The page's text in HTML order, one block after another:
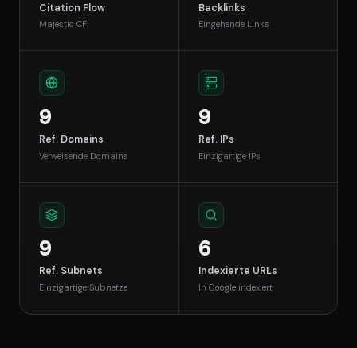
Citation Flow
Majestic CF
Backlinks
Eingehende Links
9
Ref. Domains
Verweisende Domains
9
Ref. IPs
Einzigartige IPs
9
Ref. Subnets
Einzigartige Subnetze
6
Indexierte URLs
In Google indexiert